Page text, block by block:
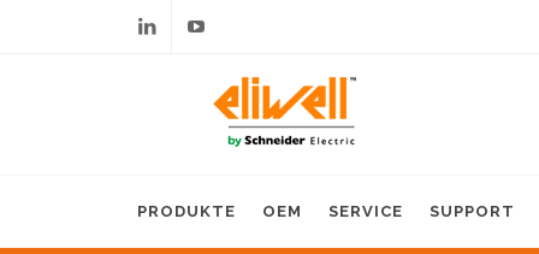
PRODUKTE OEM SERVICE SUPPORT